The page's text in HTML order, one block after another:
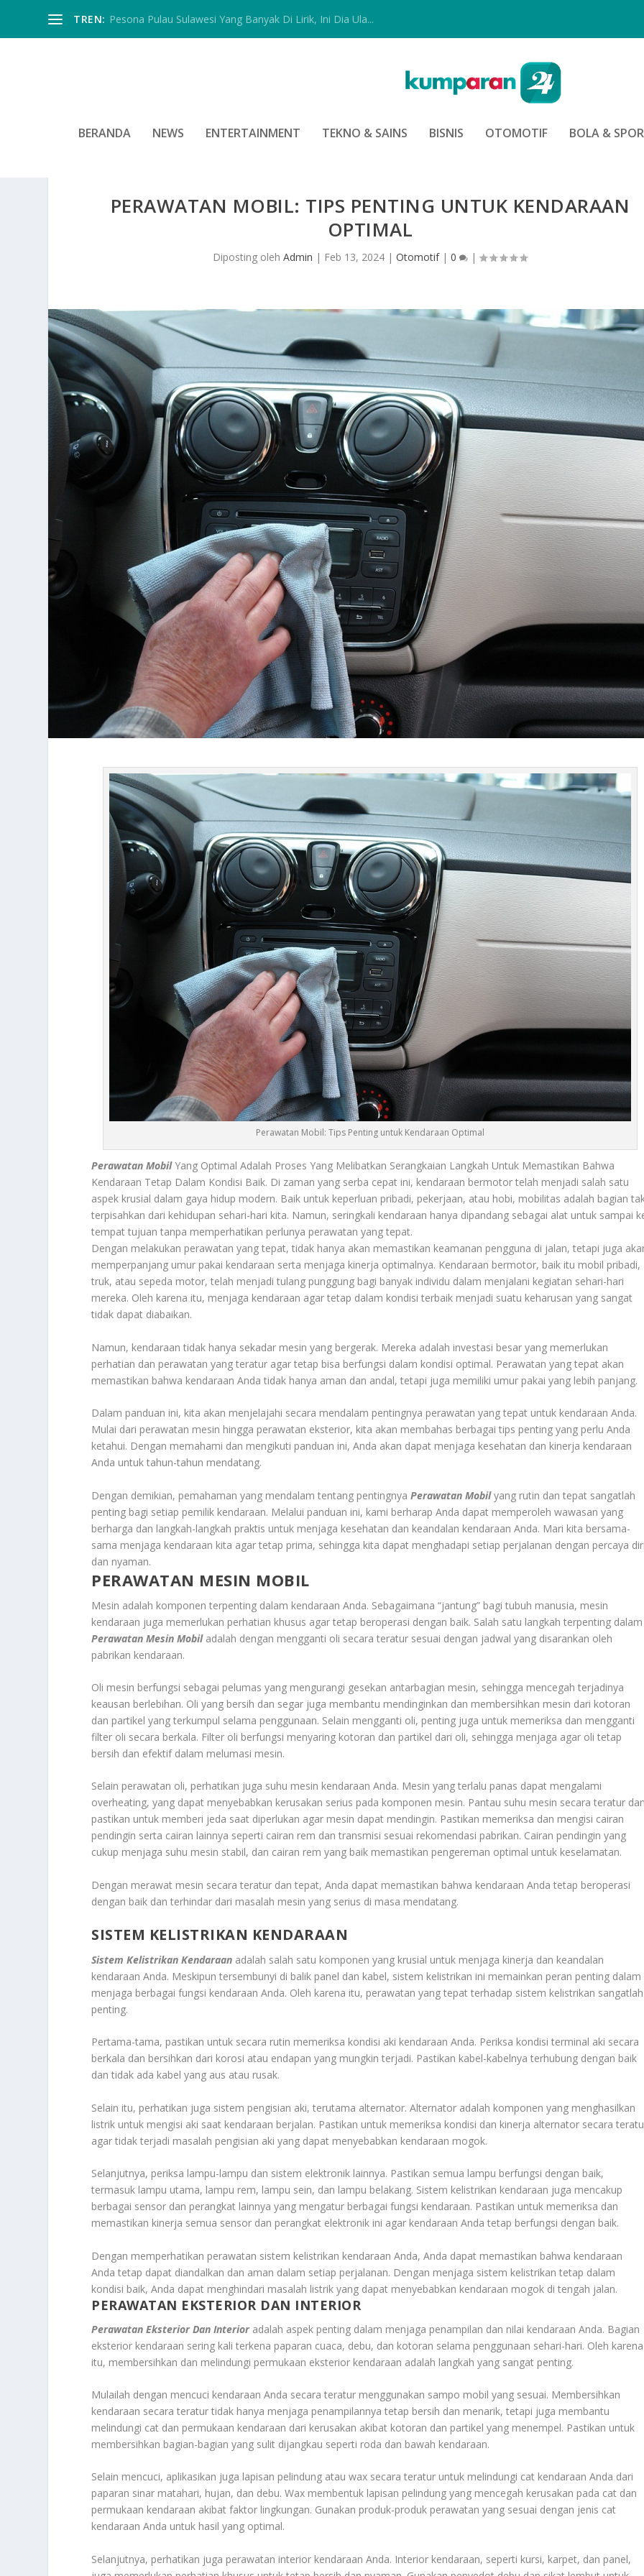
TREN: Pesona Pulau Sulawesi Yang Banyak Di Lirik, Ini Dia Ula...
BERANDA NEWS ENTERTAINMENT TEKNO & SAINS BISNIS OTOMOTIF BOLA &
PERAWATAN MOBIL: TIPS PENTING UNTUK KENDARAAN
OPTIMAL
Diposting olehAdmin | Feb 13, 2024 |Otomotif|0 |
Perawatan Mobil: Tips Penting untuk Kendaraan Optimal
Perawatan MobilYang Optimal Adalah Proses Yang Melibatkan Serangkaian Langkah Untuk Memastikan Bahwa
Kendaraan Tetap Dalam Kondisi Baik. Di zaman yang serba cepat ini, kendaraan bermotor telah menjadi salah satu
aspek krusial dalam gaya hidup modern. Baik untuk keperluan pribadi, pekerjaan, atau hobi, mobilitas adalah bagian
terpisahkan dari kehidupan sehari-hari kita. Namun, seringkali kendaraan hanya dipandang sebagai alat untuk sampai
tempat tujuan tanpa memperhatikan perlunya perawatan yang tepat.
Dengan melakukan perawatan yang tepat, tidak hanya akan memastikan keamanan pengguna di jalan, tetapi juga
memperpanjang umur pakai kendaraan serta menjaga kinerja optimalnya. Kendaraan bermotor, baik itu mobil pribadi,
truk, atau sepeda motor, telah menjadi tulang punggung bagi banyak individu dalam menjalani kegiatan sehari-hari
mereka. Oleh karena itu, menjaga kendaraan agar tetap dalam kondisi terbaik menjadi suatu keharusan yang sangat
tidak dapat diabaikan.
Namun, kendaraan tidak hanya sekadar mesin yang bergerak. Mereka adalah investasi besar yang memerlukan
perhatian dan perawatan yang teratur agar tetap bisa berfungsi dalam kondisi optimal. Perawatan yang tepat akan
memastikan bahwa kendaraan Anda tidak hanya aman dan andal, tetapi juga memiliki umur pakai yang lebih panjang.
Dalam panduan ini, kita akan menjelajahi secara mendalam pentingnya perawatan yang tepat untuk kendaraan Anda.
Mulai dari perawatan mesin hingga perawatan eksterior, kita akan membahas berbagai tips penting yang perlu Anda
ketahui. Dengan memahami dan mengikuti panduan ini, Anda akan dapat menjaga kesehatan dan kinerja kendaraan
Anda untuk tahun-tahun mendatang.
Dengan demikian, pemahaman yang mendalam tentang pentingnyaPerawatan Mobilyang rutin dan tepat sangatlah
penting bagi setiap pemilik kendaraan. Melalui panduan ini, kami berharap Anda dapat memperoleh wawasan yang
berharga dan langkah-langkah praktis untuk menjaga kesehatan dan keandalan kendaraan Anda. Mari kita bersama-
sama menjaga kendaraan kita agar tetap prima, sehingga kita dapat menghadapi setiap perjalanan dengan percaya
dan nyaman.
PERAWATAN MESIN MOBIL
Mesin adalah komponen terpenting dalam kendaraan Anda. Sebagaimana “jantung” bagi tubuh manusia, mesin
kendaraan juga memerlukan perhatian khusus agar tetap beroperasi dengan baik. Salah satu langkah terpenting dalam
Perawatan Mesin Mobil adalah dengan mengganti oli secara teratur sesuai dengan jadwal yang disarankan oleh
pabrikan kendaraan.
Oli mesin berfungsi sebagai pelumas yang mengurangi gesekan antarbagian mesin, sehingga mencegah terjadinya
keausan berlebihan. Oli yang bersih dan segar juga membantu mendinginkan dan membersihkan mesin dari kotoran
dan partikel yang terkumpul selama penggunaan. Selain mengganti oli, penting juga untuk memeriksa dan mengganti
filter oli secara berkala. Filter oli berfungsi menyaring kotoran dan partikel dari oli, sehingga menjaga agar oli tetap
bersih dan efektif dalam melumasi mesin.
Selain perawatan oli, perhatikan juga suhu mesin kendaraan Anda. Mesin yang terlalu panas dapat mengalami
overheating, yang dapat menyebabkan kerusakan serius pada komponen mesin. Pantau suhu mesin secara teratur
pastikan untuk memberi jeda saat diperlukan agar mesin dapat mendingin. Pastikan memeriksa dan mengisi cairan
pendingin serta cairan lainnya seperti cairan rem dan transmisi sesuai rekomendasi pabrikan. Cairan pendingin yang
cukup menjaga suhu mesin stabil, dan cairan rem yang baik memastikan pengereman optimal untuk keselamatan.
Dengan merawat mesin secara teratur dan tepat, Anda dapat memastikan bahwa kendaraan Anda tetap beroperasi
dengan baik dan terhindar dari masalah mesin yang serius di masa mendatang.
SISTEM KELISTRIKAN KENDARAAN
Sistem Kelistrikan Kendaraan adalah salah satu komponen yang krusial untuk menjaga kinerja dan keandalan
kendaraan Anda. Meskipun tersembunyi di balik panel dan kabel, sistem kelistrikan ini memainkan peran penting dalam
menjaga berbagai fungsi kendaraan Anda. Oleh karena itu, perawatan yang tepat terhadap sistem kelistrikan sangatlah
penting.
Pertama-tama, pastikan untuk secara rutin memeriksa kondisi aki kendaraan Anda. Periksa kondisi terminal aki secara
berkala dan bersihkan dari korosi atau endapan yang mungkin terjadi. Pastikan kabel-kabelnya terhubung dengan baik
dan tidak ada kabel yang aus atau rusak.
Selain itu, perhatikan juga sistem pengisian aki, terutama alternator. Alternator adalah komponen yang menghasilkan
listrik untuk mengisi aki saat kendaraan berjalan. Pastikan untuk memeriksa kondisi dan kinerja alternator secara
agar tidak terjadi masalah pengisian aki yang dapat menyebabkan kendaraan mogok.
Selanjutnya, periksa lampu-lampu dan sistem elektronik lainnya. Pastikan semua lampu berfungsi dengan baik,
termasuk lampu utama, lampu rem, lampu sein, dan lampu belakang. Sistem kelistrikan kendaraan juga mencakup
berbagai sensor dan perangkat lainnya yang mengatur berbagai fungsi kendaraan. Pastikan untuk memeriksa dan
memastikan kinerja semua sensor dan perangkat elektronik ini agar kendaraan Anda tetap berfungsi dengan baik.
Dengan memperhatikan perawatan sistem kelistrikan kendaraan Anda, Anda dapat memastikan bahwa kendaraan
Anda tetap dapat diandalkan dan aman dalam setiap perjalanan. Dengan menjaga sistem kelistrikan tetap dalam
kondisi baik, Anda dapat menghindari masalah listrik yang dapat menyebabkan kendaraan mogok di tengah jalan.
PERAWATAN EKSTERIOR DAN INTERIOR
Perawatan Eksterior Dan Interioradalah aspek penting dalam menjaga penampilan dan nilai kendaraan Anda. Bagian
eksterior kendaraan sering kali terkena paparan cuaca, debu, dan kotoran selama penggunaan sehari-hari. Oleh karena
itu, membersihkan dan melindungi permukaan eksterior kendaraan adalah langkah yang sangat penting.
Mulailah dengan mencuci kendaraan Anda secara teratur menggunakan sampo mobil yang sesuai. Membersihkan
kendaraan secara teratur tidak hanya menjaga penampilannya tetap bersih dan menarik, tetapi juga membantu
melindungi cat dan permukaan kendaraan dari kerusakan akibat kotoran dan partikel yang menempel. Pastikan untuk
membersihkan bagian-bagian yang sulit dijangkau seperti roda dan bawah kendaraan.
Selain mencuci, aplikasikan juga lapisan pelindung atau wax secara teratur untuk melindungi cat kendaraan Anda dari
paparan sinar matahari, hujan, dan debu. Wax membentuk lapisan pelindung yang mencegah kerusakan pada cat dan
permukaan kendaraan akibat faktor lingkungan. Gunakan produk-produk perawatan yang sesuai dengan jenis cat
kendaraan Anda untuk hasil yang optimal.
Selanjutnya, perhatikan juga perawatan interior kendaraan Anda. Interior kendaraan, seperti kursi, karpet, dan panel,